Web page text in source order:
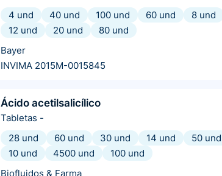
4 und
40 und 100 und 60 und
8 und
12 und
20 und
80 und
Bayer
INVIMA 2015M-0015845
Ácido acetilsalicílico
Tabletas -
28 und
60 und 30 und 14 und
50 und
10 und
4500 und
100 und
Biofluidos & Farma